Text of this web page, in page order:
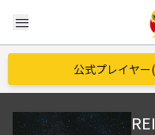
menu
公式プレイヤ